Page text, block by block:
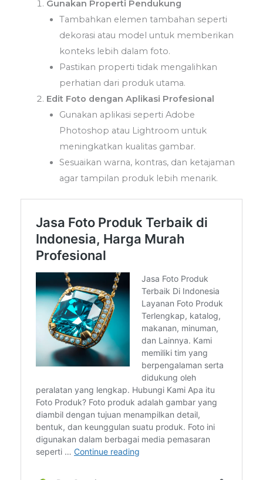
Gunakan Properti Pendukung
Tambahkan elemen tambahan seperti
dekorasi atau model untuk memberikan
konteks lebih dalam foto.
Pastikan properti tidak mengalihkan
perhatian dari produk utama.
Edit Foto dengan Aplikasi Profesional
Gunakan aplikasi seperti Adobe
Photoshop atau Lightroom untuk
meningkatkan kualitas gambar.
Sesuaikan warna, kontras, dan ketajaman
agar tampilan produk lebih menarik.